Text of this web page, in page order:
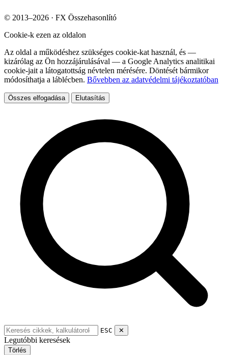
© 2013–2026 · FX Összehasonlító
Cookie-k ezen az oldalon
Az oldal a működéshez szükséges cookie-kat használ, és —
kizárólag az Ön hozzájárulásával — a Google Analytics analitikai
cookie-jait a látogatottság névtelen mérésére. Döntését bármikor
módosíthatja a láblécben. Bővebben az adatvédelmi tájékoztatóban
Összes elfogadása Elutasítás
ESC ✕
Legutóbbi keresések
Törlés